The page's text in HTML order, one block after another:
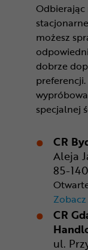
możesz
dobrze
specjalnej
CR
Aleja
85-
CR
ul.